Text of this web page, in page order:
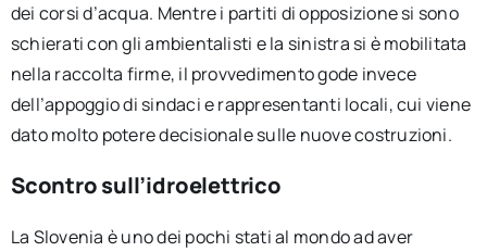
dei corsi d’acqua. Mentre i partiti di opposizione si sono
schierati con gli ambientalisti e la sinistra si è mobilitata
nella raccolta firme, il provvedimento gode invece
dell’appoggio di sindaci e rappresentanti locali, cui viene
dato molto potere decisionale sulle nuove costruzioni.
Scontro sull’idroelettrico
La Slovenia è uno dei pochi stati al mondo ad aver